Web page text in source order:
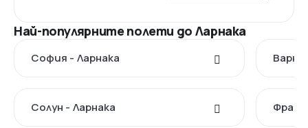
Най-популярните полети до Ларнака
София - Ларнака Варна
Солун - Ларнака